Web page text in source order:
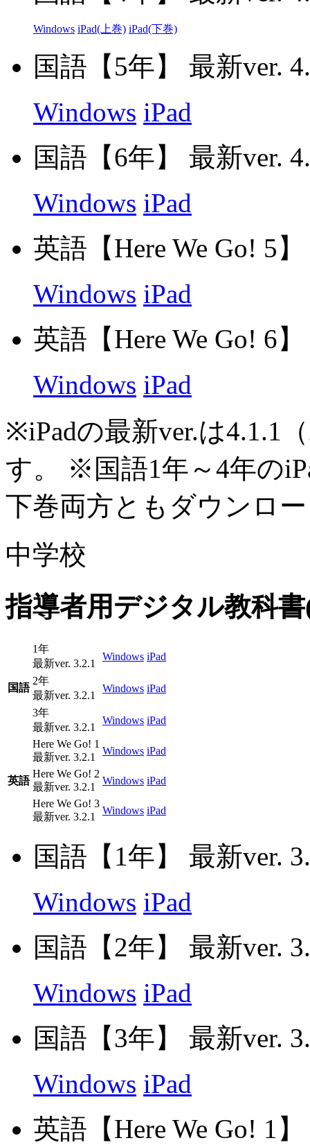
Windows iPad(上巻) iPad(下巻)
国語【5年】 最新ver.
Windows iPad
国語【6年】 最新ver.
Windows iPad
英語【Here We Go! 5
Windows iPad
英語【Here We Go! 6
Windows iPad
※iPadの最新ver.は4.1.1
す。
※ 国語1年～4年の
下巻両方ともダウンロ
中学校
指導者用デジタル教科
国語
1年
最新ver. 3.2.1
Windows iPad
2年
最新ver. 3.2.1
Windows iPad
3年
最新ver. 3.2.1
Windows iPad
英語
Here We Go! 1
最新ver. 3.2.1
Windows iPad
Here We Go! 2
最新ver. 3.2.1
Windows iPad
Here We Go! 3
最新ver. 3.2.1
Windows iPad
国語【1年】 最新ver.
Windows iPad
国語【2年】 最新ver.
Windows iPad
国語【3年】 最新ver.
Windows iPad
英語【Here We Go! 1